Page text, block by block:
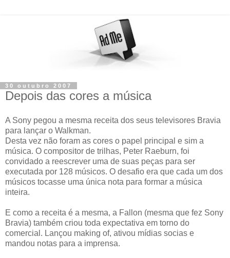
30 outubro 2007
Depois das cores a música
A Sony pegou a mesma receita dos seus televisores Bravia
para lançar o Walkman.
Desta vez não foram as cores o papel principal e sim a
música. O compositor de trilhas, Peter Raeburn, foi
convidado a reescrever uma de suas peças para ser
executada por 128 músicos. O desafio era que cada um dos
músicos tocasse uma única nota para formar a música
inteira.
E como a receita é a mesma, a Fallon (mesma que fez Sony
Bravia) também criou toda expectativa em torno do
comercial. Lançou making of, ativou mídias socias e
mandou notas para a imprensa.